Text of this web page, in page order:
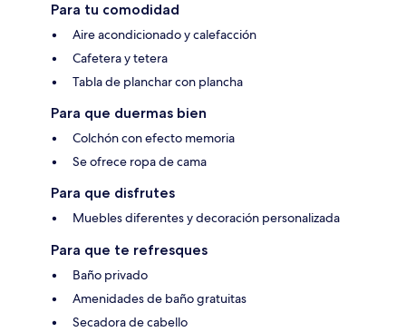
Para tu comodidad
Aire acondicionado y calefacción
Cafetera y tetera
Tabla de planchar con plancha
Para que duermas bien
Colchón con efecto memoria
Se ofrece ropa de cama
Para que disfrutes
Muebles diferentes y decoración personalizada
Para que te refresques
Baño privado
Amenidades de baño gratuitas
Secadora de cabello